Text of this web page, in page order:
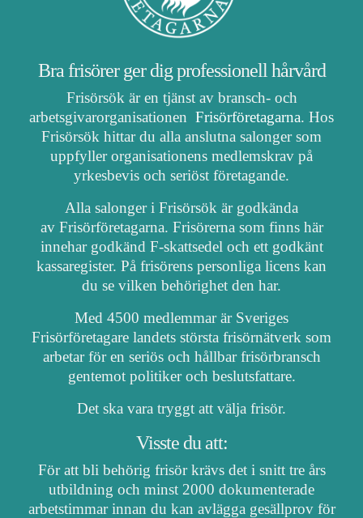
Bra frisörer ger dig professionell hårvård
Frisörsök är en tjänst av bransch- och
arbetsgivarorganisationen Frisörföretagarna. Hos
Frisörsök hittar du alla anslutna salonger som
uppfyller organisationens medlemskrav på
yrkesbevis och seriöst företagande.
Alla salonger i Frisörsök är godkända
av Frisörföretagarna. Frisörerna som finns här
innehar godkänd F-skattsedel och ett godkänt
kassaregister. På frisörens personliga licens kan
du se vilken behörighet den har.
Med 4500 medlemmar är Sveriges
Frisörföretagare landets största frisörnätverk som
arbetar för en seriös och hållbar frisörbransch
gentemot politiker och beslutsfattare.
Det ska vara tryggt att välja frisör.
Visste du att:
För att bli behörig frisör krävs det i snitt tre års
utbildning och minst 2000 dokumenterade
arbetstimmar innan du kan avlägga gesällprov för